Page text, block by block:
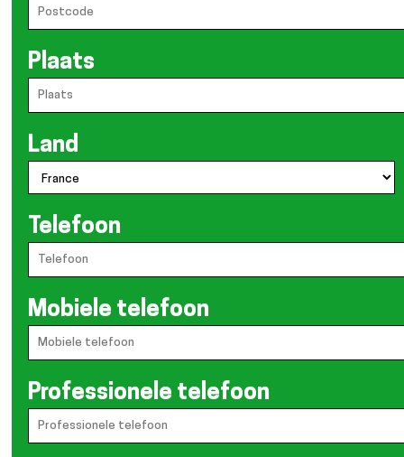
Plaats
Land
Telefoon
Mobiele telefoon
Professionele telefoon